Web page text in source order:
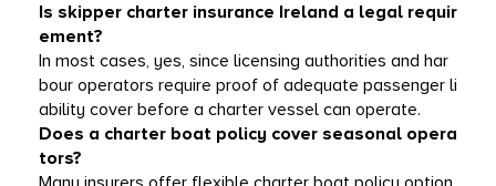
Is skipper charter insurance Ireland a legal requir
ement?
In most cases, yes, since licensing authorities and har
bour operators require proof of adequate passenger li
ability cover before a charter vessel can operate.
Does a charter boat policy cover seasonal opera
tors?